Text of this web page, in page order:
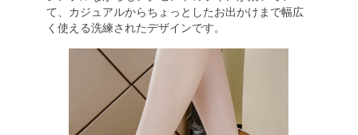
て、カジュアルからちょっとしたお出かけまで幅広
く使える洗練されたデザインです。